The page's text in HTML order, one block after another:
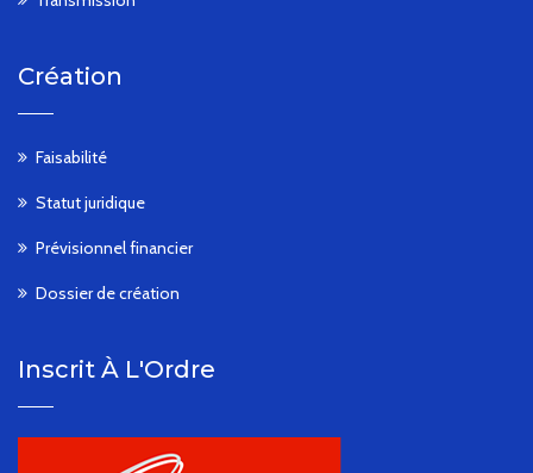
Création
Faisabilité
Statut juridique
Prévisionnel financier
Dossier de création
Inscrit À L'Ordre